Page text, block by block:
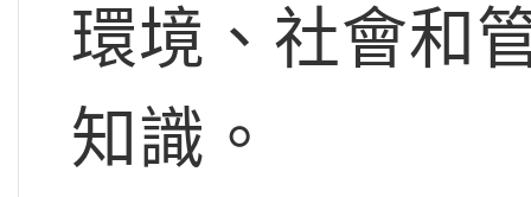
環境、社會和
知識。